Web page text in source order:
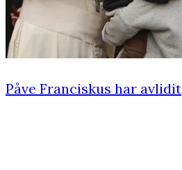
Påve Franciskus har avlidit